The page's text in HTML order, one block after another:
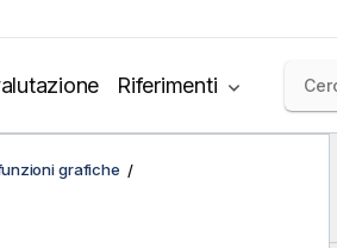
Riferimenti
grafiche